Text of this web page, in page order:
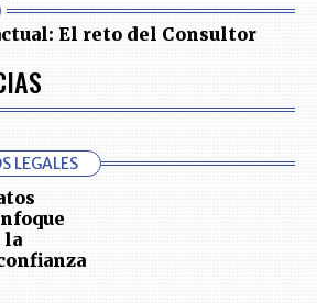
El reto del Consultor
LEGALES
la